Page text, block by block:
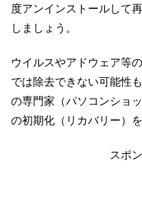
度アンインストールして
しましょう。
ウイルスやアドウェア等
では除去できない可能性
の専門家（パソコンショ
の初期化（リカバリー）
スポ